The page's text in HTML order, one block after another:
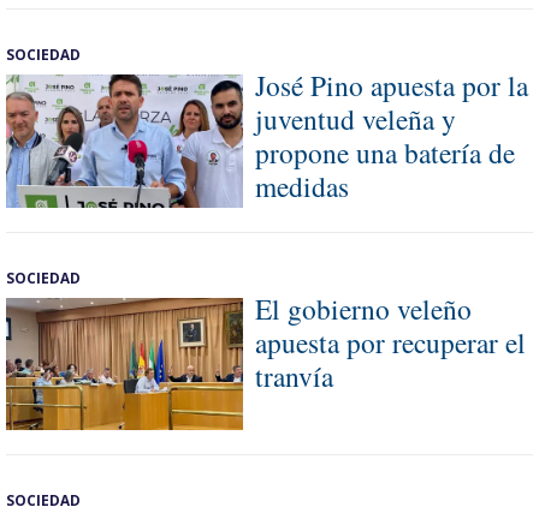
SOCIEDAD
José Pino apuesta por la
juventud veleña y
propone una batería de
medidas
SOCIEDAD
El gobierno veleño
apuesta por recuperar el
tranvía
SOCIEDAD